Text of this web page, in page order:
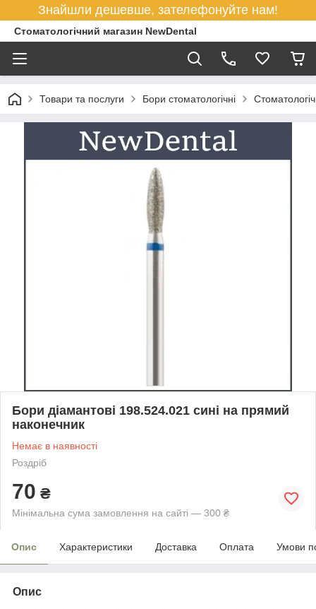
Знайшли дешевше, зателефонуйте нам!
Стоматологічний магазин NewDental
Товари та послуги Бори стоматологічні
Бори діамантові 198.524.021 сині на прямий
наконечник
Немає в наявності
Роздріб
70 ₴
Мінімальна сума замовлення на сайті — 300 ₴
Опис Характеристики Доставка Оплата Умови
Опис